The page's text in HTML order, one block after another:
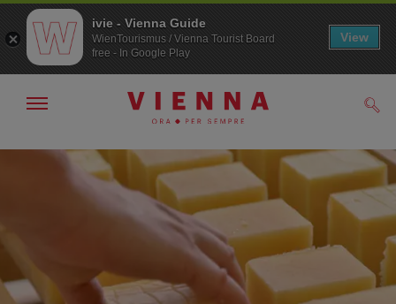
Alla
Al
Mostra/nascondi
ivie - Vienna Guide
WienTourismus / Vienna Tourist Board
free - In Google Play
View